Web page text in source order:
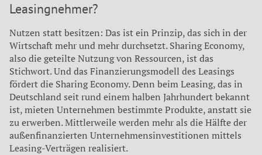
Leasingnehmer?
Nutzen statt besitzen: Das ist ein Prinzip, das sich in der
Wirtschaft mehr und mehr durchsetzt. Sharing Economy,
also die geteilte Nutzung von Ressourcen, ist das
Stichwort. Und das Finanzierungsmodell des Leasings
fördert die Sharing Economy. Denn beim Leasing, das in
Deutschland seit rund einem halben Jahrhundert bekannt
ist, mieten Unternehmen bestimmte Produkte, anstatt sie
zu erwerben. Mittlerweile werden mehr als die Hälfte der
außenfinanzierten Unternehmensinvestitionen mittels
Leasing-Verträgen realisiert.